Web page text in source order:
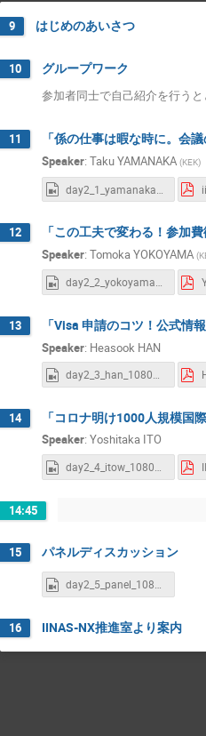
9 はじめのあいさつ
10 グループワーク
参加者同士で自己紹介を行う
11 「係の仕事は暇な時に。
Speaker: Taku YAMANAKA (KEK)
12 「この工夫で変わる！参
Speaker: Tomoka YOKOYAMA (
day2_2_yokoyama_1080p_H264.mov
13 「Visa 申請のコツ！公式
Speaker: Heasook HAN
day2_3_han_1080p_H264.mov
14 「コロナ明け1000人規模
Speaker: Yoshitaka ITO
day2_4_itow_1080p_H264.mov
14:45
15 パネルディスカッション
day2_5_panel_1080p_H264.mov
16 IINAS-NX推進室より案内